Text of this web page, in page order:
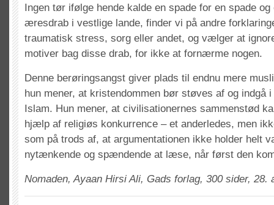
Ingen tør ifølge hende kalde en spade for en spade
æresdrab i vestlige lande, finder vi på andre
traumatisk stress, sorg eller andet, og vælger at
motiver bag disse drab, for ikke at fornærme nogen.
Denne berøringsangst giver plads til endnu mere
hun mener, at kristendommen bør støves af og indgå
Islam. Hun mener, at civilisationernes sammenstød
hjælp af religiøs konkurrence – et anderledes, men
som på trods af, at argumentationen ikke holder helt
nytænkende og spændende at læse, når først den
Nomaden, Ayaan Hirsi Ali, Gads forlag, 300 sider, 28.